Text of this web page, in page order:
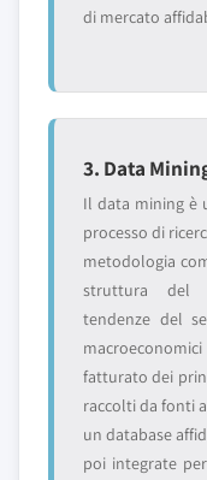
di mercato
3. Data
Il data mining è
processo di
metodologia
struttura del
tendenze del
fatturato dei
raccolti da fonti
un database
poi integrate